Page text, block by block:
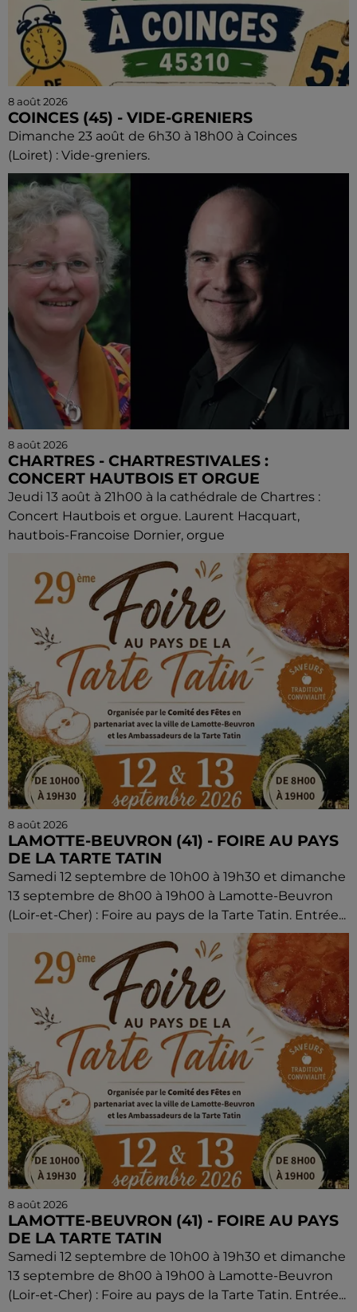
8 août 2026
COINCES (45) - VIDE-GRENIERS
Dimanche 23 août de 6h30 à 18h00 à Coinces
(Loiret) : Vide-greniers.
8 août 2026
CHARTRES - CHARTRESTIVALES :
CONCERT HAUTBOIS ET ORGUE
Jeudi 13 août à 21h00 à la cathédrale de Chartres :
Concert Hautbois et orgue. Laurent Hacquart,
hautbois-Francoise Dornier, orgue
8 août 2026
LAMOTTE-BEUVRON (41) - FOIRE AU PAYS
DE LA TARTE TATIN
Samedi 12 septembre de 10h00 à 19h30 et dimanche
13 septembre de 8h00 à 19h00 à Lamotte-Beuvron
(Loir-et-Cher) : Foire au pays de la Tarte Tatin. Entrée...
8 août 2026
LAMOTTE-BEUVRON (41) - FOIRE AU PAYS
DE LA TARTE TATIN
Samedi 12 septembre de 10h00 à 19h30 et dimanche
13 septembre de 8h00 à 19h00 à Lamotte-Beuvron
(Loir-et-Cher) : Foire au pays de la Tarte Tatin. Entrée...